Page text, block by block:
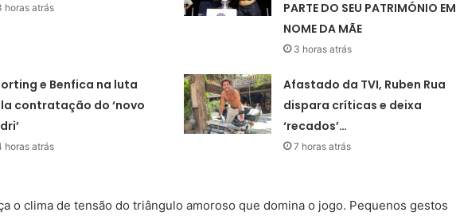
horas atrás
PARTE DO SEU PATRIMÓNIO EM
NOME DA MÃE
3 horas atrás
e Benfica na luta
contratação do ‘novo
horas atrás
Afastado da TVI, Ruben Rua
dispara críticas e deixa
‘recados’…
7 horas atrás
o clima de tensão do triângulo amoroso que domina o jogo. Pequenos gestos